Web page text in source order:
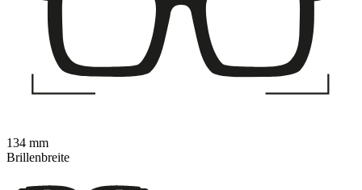
134 mm
Brillenbreite